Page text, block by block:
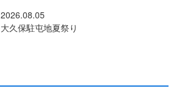
2026.08.05
大久保駐屯地夏祭り